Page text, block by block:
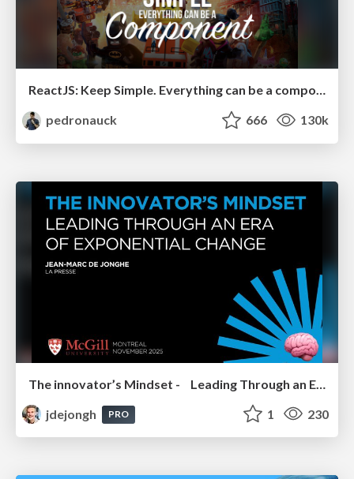
ReactJS: Keep Simple. Everything can be a component!
pedronauck
666 130k
jdejongh
PRO 1 230